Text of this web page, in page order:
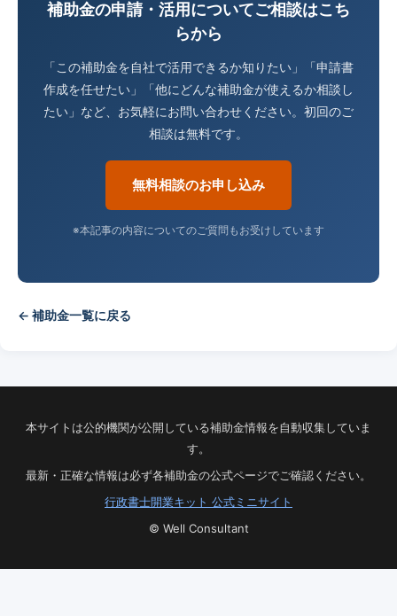
補助金の申請・活用についてご相談はこち
らから
「この補助金を自社で活用できるか知りたい」「申請書
作成を任せたい」「他にどんな補助金が使えるか相談し
たい」など、お気軽にお問い合わせください。初回のご
相談は無料です。
無料相談のお申し込み
※本記事の内容についてのご質問もお受けしています
← 補助金一覧に戻る
本サイトは公的機関が公開している補助金情報を自動収集していま
す。
最新・正確な情報は必ず各補助金の公式ページでご確認ください。
行政書士開業キット 公式ミニサイト
© Well Consultant